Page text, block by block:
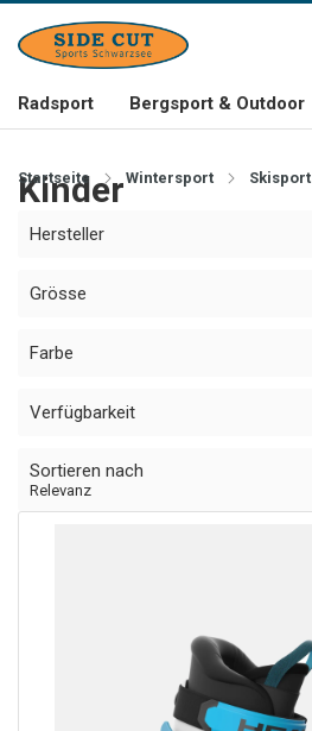
Radsport Bergsport & Outdoor
Startseite Wintersport Skisport
Kinder
Hersteller
Grösse
Farbe
Verfügbarkeit
Sortieren nach
Relevanz